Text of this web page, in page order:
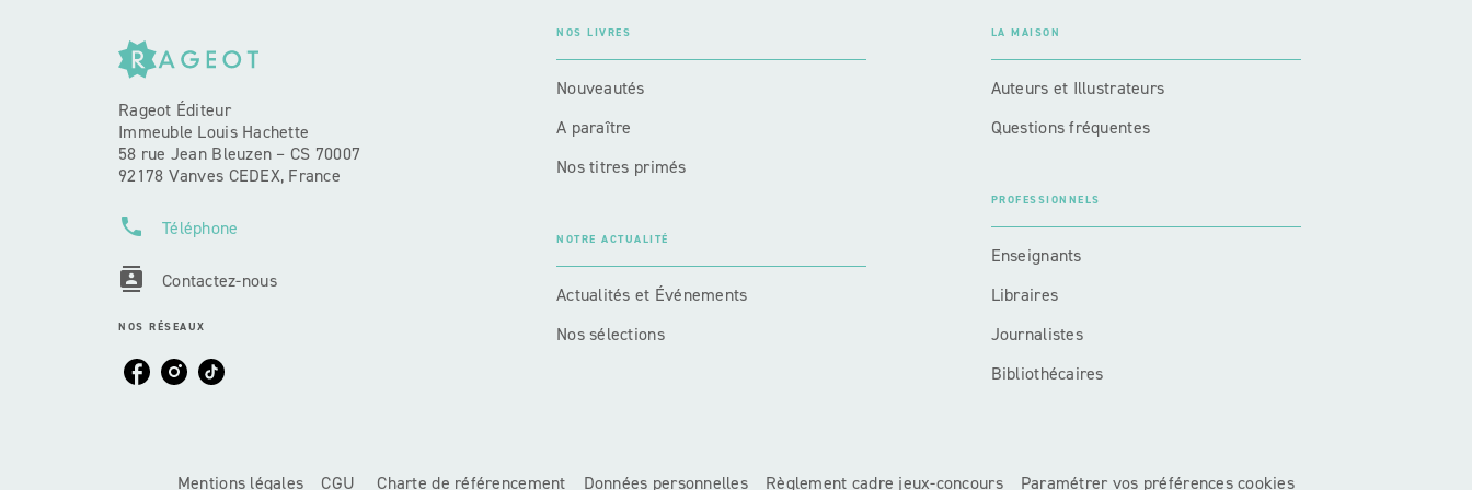
Rageot Éditeur
Immeuble Louis Hachette
58 rue Jean Bleuzen – CS 70007
92178 Vanves CEDEX, France
phone Téléphone
contacts Contactez-nous
NOS RÉSEAUX
NOS LIVRES
Nouveautés
A paraître
Nos titres primés
NOTRE ACTUALITÉ
Actualités et Événements
Nos sélections
LA MAISON
Auteurs et Illustrateurs
Questions fréquentes
PROFESSIONNELS
Enseignants
Libraires
Journalistes
Bibliothécaires
Mentions légales CGU Charte de référencement Données personnelles Règlement cadre jeux-concours Paramétrer vos préférences cookies